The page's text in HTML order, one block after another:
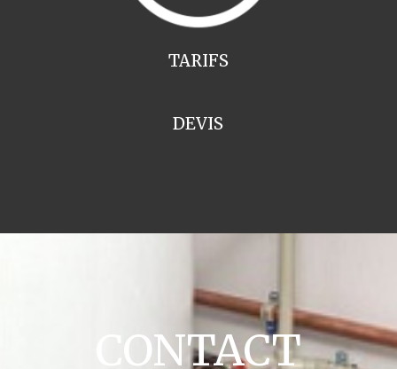
TARIFS
DEVIS
CONTACT